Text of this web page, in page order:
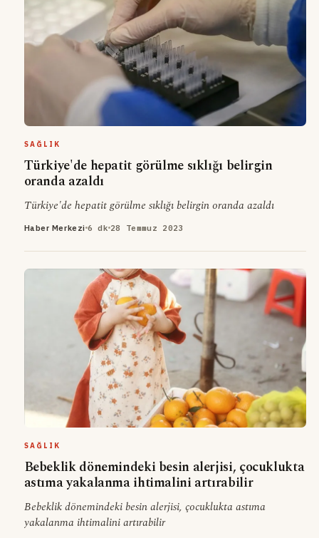
SAĞLIK
Türkiye'de hepatit görülme sıklığı belirgin
oranda azaldı
Türkiye'de hepatit görülme sıklığı belirgin oranda azaldı
Haber Merkezi 6 dk 28 Temmuz 2023
SAĞLIK
Bebeklik dönemindeki besin alerjisi, çocuklukta
astıma yakalanma ihtimalini artırabilir
Bebeklik dönemindeki besin alerjisi, çocuklukta astıma
yakalanma ihtimalini artırabilir